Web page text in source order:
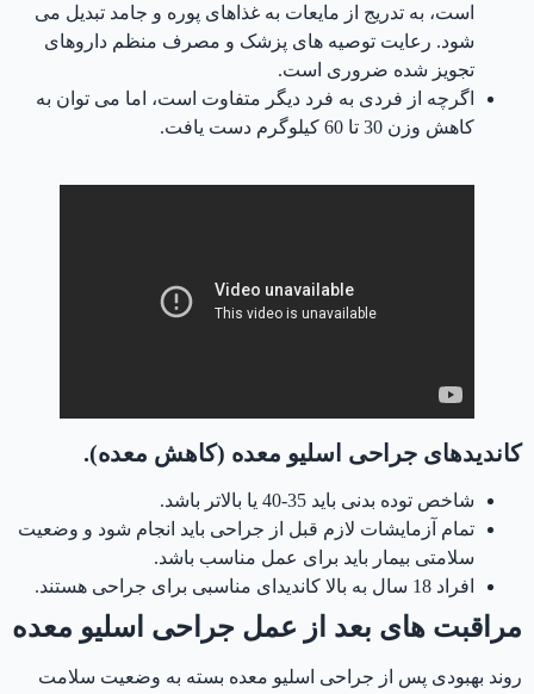
است، به تدریج از مایعات به غذاهای پوره و جامد تبدیل می
شود. رعایت توصیه های پزشک و مصرف منظم داروهای
تجویز شده ضروری است.
اگرچه از فردی به فرد دیگر متفاوت است، اما می توان به
کاهش وزن 30 تا 60 کیلوگرم دست یافت.
هزینه اسلیو معده در ترکیه
کاندیدهای جراحی اسلیو معده (کاهش معده).
شاخص توده بدنی باید 35-40 یا بالاتر باشد.
تمام آزمایشات لازم قبل از جراحی باید انجام شود و وضعیت
سلامتی بیمار باید برای عمل مناسب باشد.
افراد 18 سال به بالا کاندیدای مناسبی برای جراحی هستند.
مراقبت های بعد از عمل جراحی اسلیو معده
روند بهبودی پس از جراحی اسلیو معده بسته به وضعیت سلامت